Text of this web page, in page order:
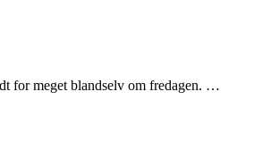
for meget blandselv om fredagen. …